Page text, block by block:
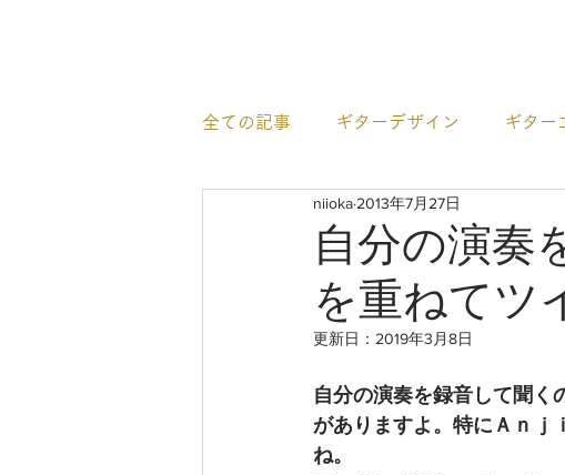
全ての記事 ギターデザイン ギター
イベント情報 すごいギター
自分の演奏
を重ねてツ
niioka 2013年7月27日
更新日： 2019年3月8日
自分の演奏を録音して聞く
がありますよ。特にＡｎｊ
ね。